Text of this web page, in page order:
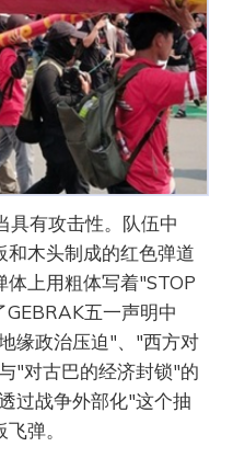
具有攻击性。队伍中
和木头制成的红色弹道
上用粗体写着"STOP
五一声明中
缘政治压迫"、"西方对
"对古巴的经济封锁"的
过战争外部化"这个抽
弹。